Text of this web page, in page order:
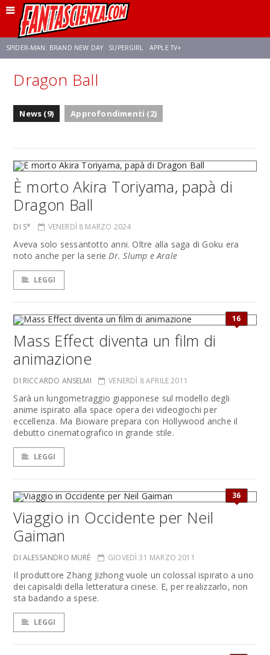
SPIDER-MAN: BRAND NEW DAY SUPERGIRL APPLE TV+
FRANCO RICCIARDIELLO ZENDAYA
Dragon Ball
News (9) Approfondimenti (2)
È morto Akira Toriyama, papà di
Dragon Ball
DI S* VENERDÌ 8 MARZO 2024
Aveva solo sessantotto anni. Oltre alla saga di Goku era
noto anche per la serieDr. Slump e Arale
LEGGI
16
Mass Effect diventa un film di
animazione
DI RICCARDO ANSELMI VENERDÌ 8 APRILE 2011
Sarà un lungometraggio giapponese sul modello degli
anime ispirato alla space opera dei videogiochi per
eccellenza. Ma Bioware prepara con Hollywood anche il
debutto cinematografico in grande stile.
LEGGI
36
Viaggio in Occidente per Neil
Gaiman
DI ALESSANDRO MURÈ GIOVEDÌ 31 MARZO 2011
Il produttore Zhang Jizhong vuole un colossal ispirato a uno
dei capisaldi della letteratura cinese. E, per realizzarlo, non
sta badando a spese.
LEGGI